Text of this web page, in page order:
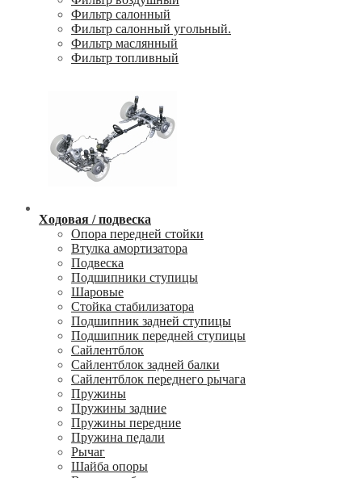
Фильтр салонный
Фильтр салонный угольный.
Фильтр маслянный
Фильтр топливный
Ходовая / подвеска
Опора передней стойки
Втулка амортизатора
Подвеска
Подшипники ступицы
Шаровые
Стойка стабилизатора
Подшипник задней ступицы
Подшипник передней ступицы
Сайлентблок
Сайлентблок задней балки
Сайлентблок переднего рычага
Пружины
Пружины задние
Пружины передние
Пружина педали
Рычаг
Шайба опоры